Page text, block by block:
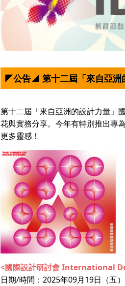
◤公告◢ 第十二屆「來自亞洲
第十二屆「來自亞洲的設計力量」
花與實務分享。今年有特別推出專
更多靈感！
<國際設計研討會 International
日期/時間：2025年09月19日（五